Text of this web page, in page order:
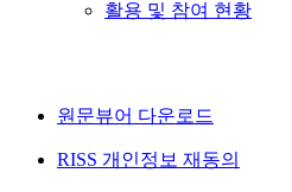
활용 및 참여 현황
원문뷰어 다운로드
RISS 개인정보 재동의